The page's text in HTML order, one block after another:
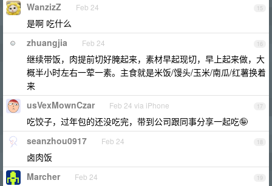
15
WanzizZ Feb 24
是啊 吃什么
16
zhuangjia Feb 24
继续带饭，肉提前切好腌起来，素材早起现切，早上起来做，大
概半小时左右一荤一素。主食就是米饭/馒头/玉米/南瓜/红薯换着
来
17
usVexMownCzar Feb 24 via iPhone
吃饺子，过年包的还没吃完，带到公司跟同事分享一起吃🤪
18
seanzhou0917 Feb 24
卤肉饭
19
Marcher Feb 24